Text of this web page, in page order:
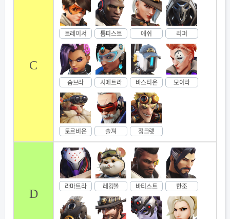
C
트레이서 툼피스트 애쉬 리퍼
솜브라 시메트라 바스티온 모이라
토르비욘 솔져 정크랫
D
라마트라 레킹볼 바티스트 한조